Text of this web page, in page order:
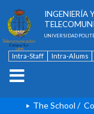
INGENIERÍA
UNIVERSIDAD
Intra-Staff Intra-Alums
The School /